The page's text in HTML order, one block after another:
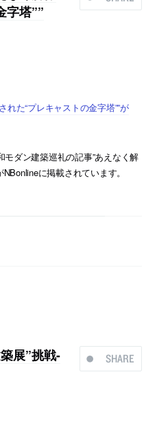
字塔””
た“プレキャストの金字塔””が
ダン建築巡礼の記事”あえなく解
に掲載されています。
SHARE
展”挑戦-